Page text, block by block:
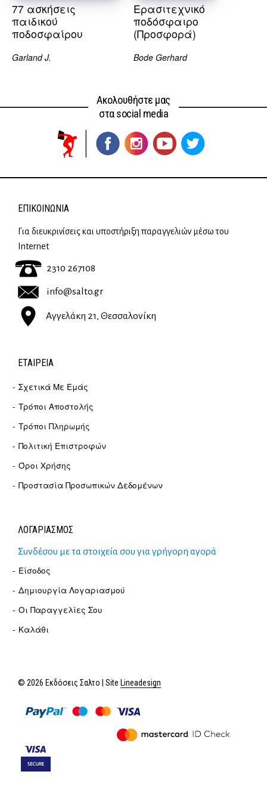
77 ασκήσεις
παιδικού
ποδοσφαίρου
Garland J.
Ερασιτεχνικό
ποδόσφαιρο
(Προσφορά)
Bode Gerhard
Ακολουθήστε μας
στα social media
ΕΠΙΚΟΙΝΩΝΊΑ
Για διευκρινίσεις και υποστήριξη παραγγελιών μέσω του
Internet
2310 267108
info@salto.gr
Αγγελάκη 21, Θεσσαλονίκη
ΕΤΑΙΡΕΊΑ
Σχετικά Με Εμάς
Τρόποι Αποστολής
Τρόποι Πληρωμής
Πολιτική Επιστροφών
Όροι Χρήσης
Προστασία Προσωπικών Δεδομένων
ΛΟΓΑΡΙΑΣΜΟΣ
Συνδέσου με τα στοιχεία σου για γρήγορη αγορά
Είσοδος
Δημιουργία Λογαριασμού
Οι Παραγγελίες Σου
Καλάθι
© 2026 Εκδόσεις Σαλτο | Site Lineadesign